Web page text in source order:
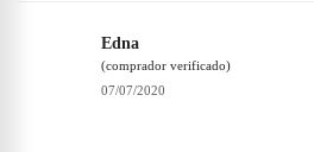
Edna
(comprador verificado)
07/07/2020